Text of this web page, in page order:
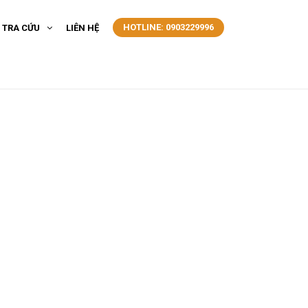
HOTLINE: 0903229996
CỨU LIÊN HỆ